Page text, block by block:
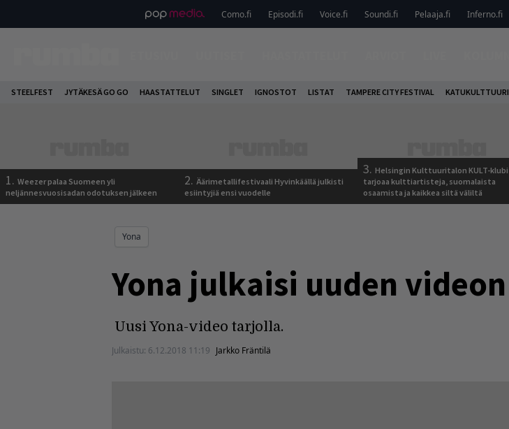
Como.fi Episodi.fi Voice.fi Soundi.fi Pelaaja.fi Inferno.fi
STEELFEST JYTÄKESÄ GO GO HAASTATTELUT SINGLET IGNOSTOT LISTAT TAMPERE CITY FESTIVAL KATUKULTTUURI
1. Weezer palaa Suomeen yli
neljännesvuosisadan odotuksen jälkeen
2. Äärimetallifestivaali Hyvinkäällä julkisti
esiintyjiä ensi vuodelle
3. Helsingin Kulttuuritalon KULT-klubi
tarjoaa kulttiartisteja, suomalaista
osaamista ja kaikkea siltä väliltä
Yona
Yona julkaisi uuden videon
Uusi Yona-video tarjolla.
Julkaistu: 6.12.2018 11:19 Jarkko Fräntilä